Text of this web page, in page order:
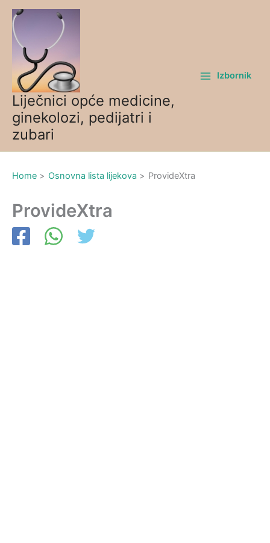
Skip
content
Liječnici opće medicine,
ginekolozi, pedijatri i
zubari
Izbornik
Home Osnovna lista lijekova ProvideXtra
ProvideXtra